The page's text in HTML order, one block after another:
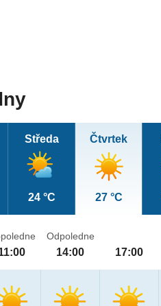
Středa
24 °C
Čtvrtek
27 °C
Odpoledne
14:00 17:00